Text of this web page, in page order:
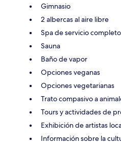
Gimnasio
2 albercas al aire libre
Spa de servicio completo
Sauna
Baño de vapor
Opciones veganas
Opciones vegetarianas
Trato compasivo a
Tours y actividades de
Exhibición de artistas
Información sobre la